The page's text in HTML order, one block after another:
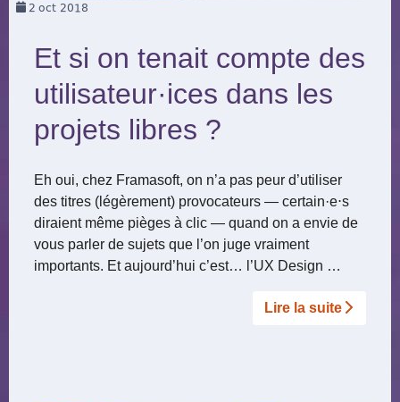
2 oct 2018
Et si on tenait compte des
utilisateur·ices dans les
projets libres ?
Eh oui, chez Framasoft, on n’a pas peur d’utiliser
des titres (légèrement) provocateurs — certain·e⋅s
diraient même pièges à clic — quand on a envie de
vous parler de sujets que l’on juge vraiment
importants. Et aujourd’hui c’est… l’UX Design …
Lire la suite­­